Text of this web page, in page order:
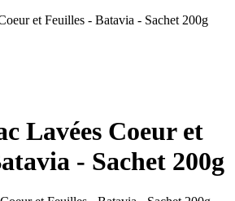
et Feuilles - Batavia - Sachet 200g
Lavées Coeur et
- Sachet 200g